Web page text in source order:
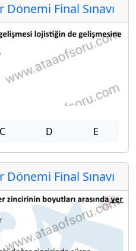
Final Sınavı
C D E
Final Sınavı